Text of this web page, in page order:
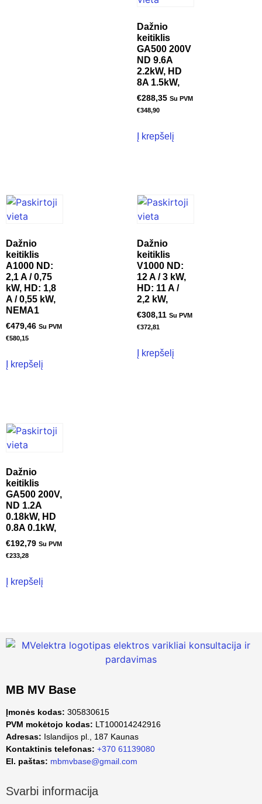
Dažnio
keitiklis
GA500 200V
ND 9.6A
2.2kW, HD
8A 1.5kW,
€288,35 Su PVM
€348,90
Į krepšelį
Dažnio
keitiklis
A1000 ND:
2,1 A / 0,75
kW, HD: 1,8
A / 0,55 kW,
NEMA1
€479,46 Su PVM
€580,15
Į krepšelį
Dažnio
keitiklis
V1000 ND:
12 A / 3 kW,
HD: 11 A /
2,2 kW,
€308,11 Su PVM
€372,81
Į krepšelį
Dažnio
keitiklis
GA500 200V,
ND 1.2A
0.18kW, HD
0.8A 0.1kW,
€192,79 Su PVM
€233,28
Į krepšelį
MB MV Base
Įmonės kodas: 305830615
PVM mokėtojo kodas: LT100014242916
Adresas: Islandijos pl., 187 Kaunas
Kontaktinis telefonas: +370 61139080
El. paštas: mbmvbase@gmail.com
Svarbi informacija